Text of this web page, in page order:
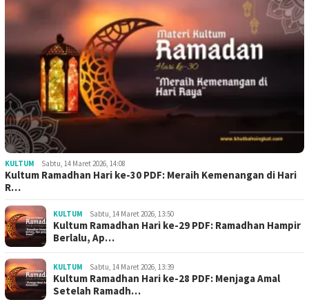
KULTUM Sabtu, 14 Maret 2026, 14:08
Kultum Ramadhan Hari ke-30 PDF: Meraih Kemenangan di Hari
R…
KULTUM Sabtu, 14 Maret 2026, 13:50
Kultum Ramadhan Hari ke-29 PDF: Ramadhan Hampir
Berlalu, Ap…
KULTUM Sabtu, 14 Maret 2026, 13:39
Kultum Ramadhan Hari ke-28 PDF: Menjaga Amal
Setelah Ramadh…